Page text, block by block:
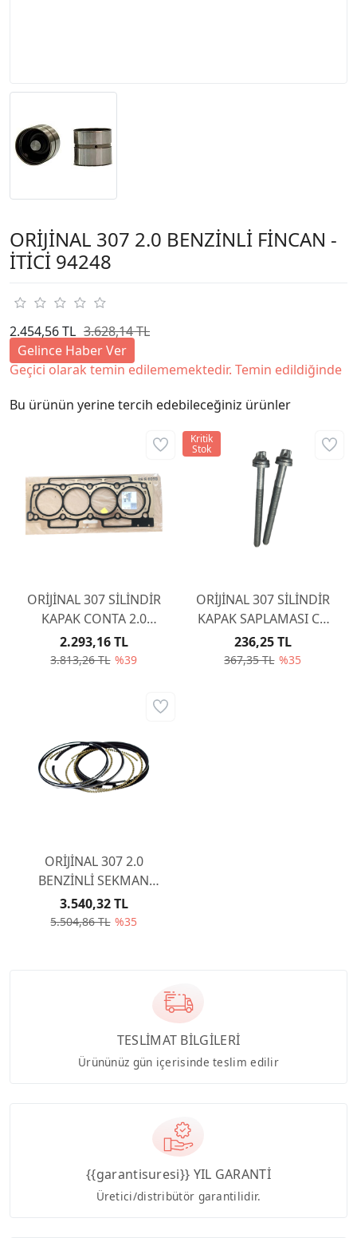
ORİJİNAL 307 2.0 BENZİNLİ FİNCAN -
İTİCİ 94248
2.454,56 TL 3.628,14 TL
Gelince Haber Ver
Geçici olarak temin edilememektedir. Temin edildiğinde
Bu ürünün yerine tercih edebileceğiniz ürünler
ORİJİNAL 307 SİLİNDİR
KAPAK CONTA 2.0
BENZİNLİ EW10J4 0209Z3
3.813,26 TL %39
2.293,16 TL
ORİJİNAL 307 SİLİNDİR
KAPAK SAPLAMASI CC
2.0 EW10J4S 0204A3
367,35 TL %35
236,25 TL
Kritik
Stok
ORİJİNAL 307 2.0
BENZİNLİ SEKMAN
EW10J4 0640T2
5.504,86 TL %35
3.540,32 TL
TESLİMAT BİLGİLERİ
Ürününüz gün içerisinde teslim edilir
{{garantisuresi}} YIL GARANTİ
Üretici/distribütör garantilidir.